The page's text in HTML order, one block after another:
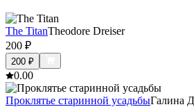
The TitanTheodore Dreiser
200 ₽
200 ₽
0.00
Проклятье старинной усадьбыГалина